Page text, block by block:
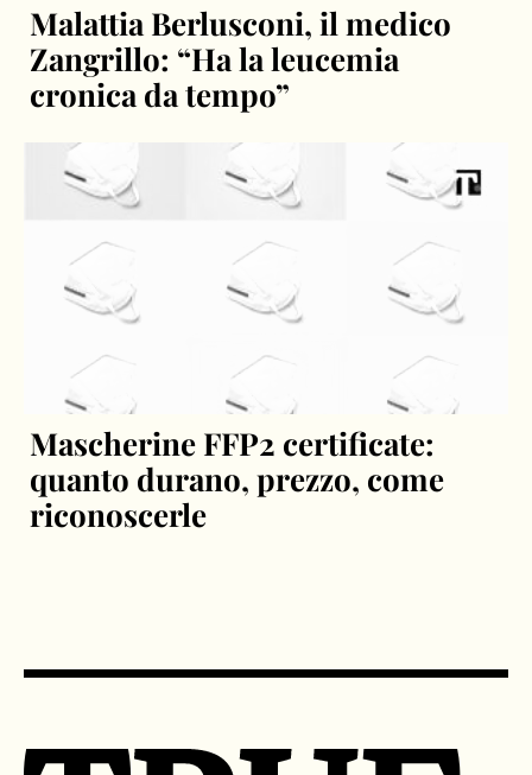
Malattia Berlusconi, il medico
Zangrillo: “Ha la leucemia
cronica da tempo”
Mascherine FFP2 certificate:
quanto durano, prezzo, come
riconoscerle